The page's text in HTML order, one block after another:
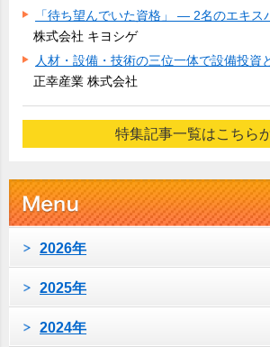
「待ち望んでいた資格」 ― 2名のエキス
株式会社 キヨシゲ
人材・設備・技術の三位一体で設備投資
正幸産業 株式会社
特集記事一覧はこちら
2026年
2025年
2024年